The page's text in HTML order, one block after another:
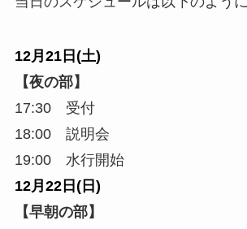
12月21日(土)
【夜の部】
17:30 受付
18:00 説明会
19:00 水行開始
12月22日(日)
【早朝の部】